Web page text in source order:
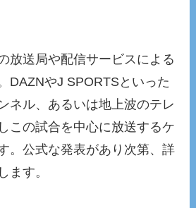
放送局や配信サービスによる
DAZNやJ SPORTSといった
ネル、あるいは地上波のテレ
この試合を中心に放送するケ
。公式な発表があり次第、詳
ます。